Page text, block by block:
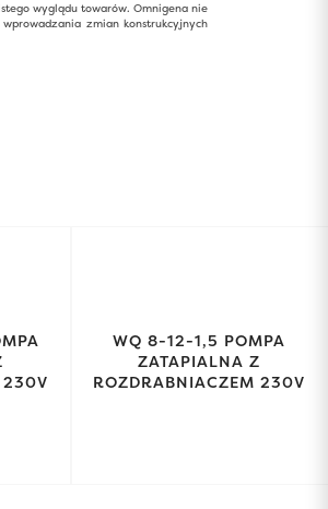
wyglądu towarów. Omnigena nie
zmian konstrukcyjnych
230V
WQ 8-12-1,5 POMPA
ZATAPIALNA Z
ROZDRABNIACZEM 230V